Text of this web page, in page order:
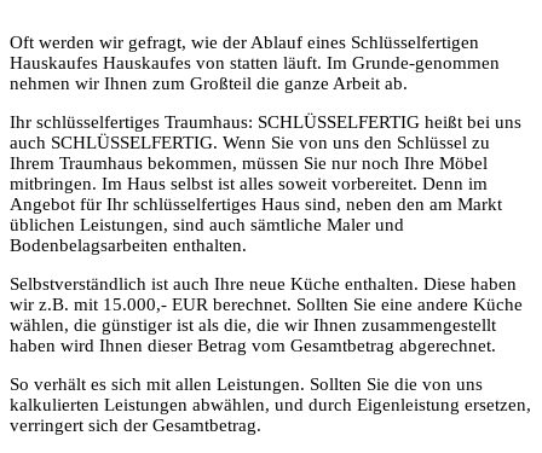
Oft werden wir gefragt, wie der Ablauf eines Schlüsselfertigen
Hauskaufes Hauskaufes von statten läuft. Im Grunde-genommen
nehmen wir Ihnen zum Großteil die ganze Arbeit ab.
Ihr schlüsselfertiges Traumhaus: SCHLÜSSELFERTIG heißt bei uns
auch SCHLÜSSELFERTIG. Wenn Sie von uns den Schlüssel zu
Ihrem Traumhaus bekommen, müssen Sie nur noch Ihre Möbel
mitbringen. Im Haus selbst ist alles soweit vorbereitet. Denn im
Angebot für Ihr schlüsselfertiges Haus sind, neben den am Markt
üblichen Leistungen, sind auch sämtliche Maler und
Bodenbelagsarbeiten enthalten.
Selbstverständlich ist auch Ihre neue Küche enthalten. Diese haben
wir z.B. mit 15.000,- EUR berechnet. Sollten Sie eine andere Küche
wählen, die günstiger ist als die, die wir Ihnen zusammengestellt
haben wird Ihnen dieser Betrag vom Gesamtbetrag abgerechnet.
So verhält es sich mit allen Leistungen. Sollten Sie die von uns
kalkulierten Leistungen abwählen, und durch Eigenleistung ersetzen,
verringert sich der Gesamtbetrag.